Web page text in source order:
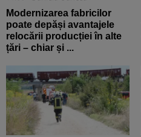
Modernizarea fabricilor
poate depăși avantajele
relocării producției în alte
țări – chiar și ...